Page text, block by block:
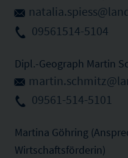
09561514-5104
Dipl.-Geograph Martin
09561-514-5101
Martina Göhring
Wirtschaftsförderin)